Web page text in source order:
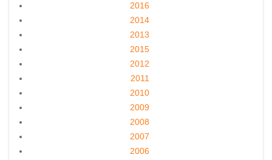
2016
2014
2013
2015
2012
2011
2010
2009
2008
2007
2006